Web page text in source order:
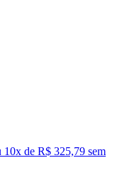
10x de R$ 325,79 sem